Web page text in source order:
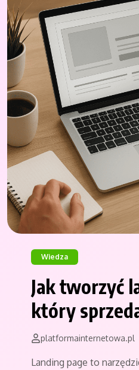
Wiedza
Jak tworzyć
który
platformainternetowa.pl
Landing page to